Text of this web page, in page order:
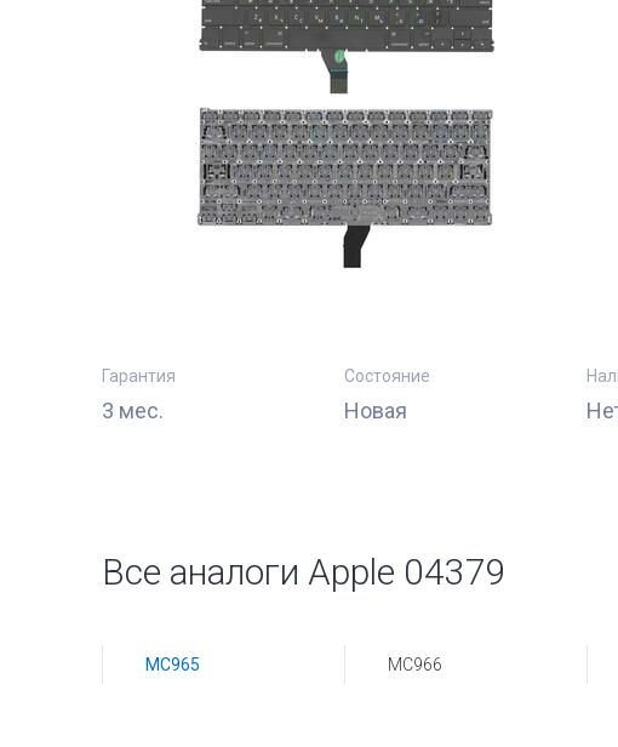
Гарантия
3 мес.
Состояние
Новая
Все аналоги Apple 04379
MC965 MC966